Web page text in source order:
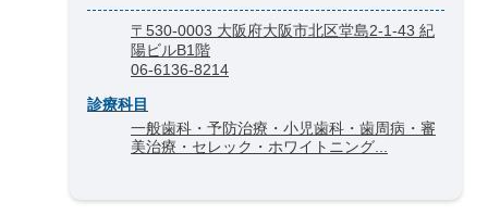
〒530-0003 大阪府大阪市北区堂島2-1-43 紀
陽ビルB1階
06-6136-8214
診療科目
一般歯科・予防治療・小児歯科・歯周病・審
美治療・セレック・ホワイトニング...